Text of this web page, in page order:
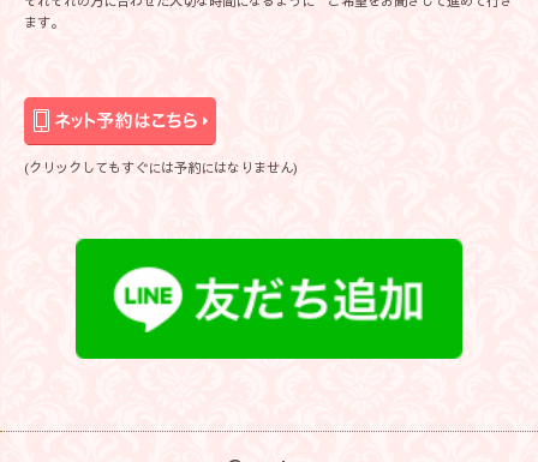
ます。
(クリックしてもすぐには予約にはなりません)